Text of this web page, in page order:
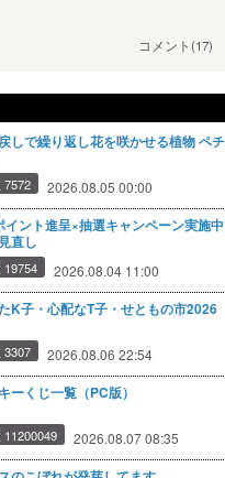
コメント(17)
しで繰り返し花を咲かせる植物 ペ
7572 2026.08.05 00:00
イント進呈×抽選キャンペーン実施
直し
19754 2026.08.04 11:00
K子・心配なT子・せともの市2026
3307 2026.08.06 22:54
ーくじ一覧（PC版）
11200049 2026.08.07 08:35